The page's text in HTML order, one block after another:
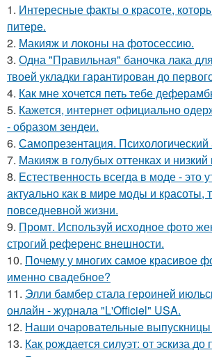
1. Интересные факты о красоте,
питере.
2. Макияж и локоны на фотосессию.
3. Одна "Правильная" баночка лака
твоей укладки гарантирован до
4. Как мне хочется петь тебе
5. Кажется, интернет официально
- образом зендеи.
6. Самопрезентация. Психологический
7. Макияж в голубых оттенках и низкий
8. Естественность всегда в моде - это
актуально как в мире моды и красоты,
повседневной жизни.
9. Промт. Используй исходное фото
строгий референс внешности.
10. Почему у многих самое красивое
именно свадебное?
11. Элли бамбер стала героиней
онлайн - журнала "L'Officiel" USA.
12. Наши очаровательные
13. Как рождается силуэт: от эскиза до